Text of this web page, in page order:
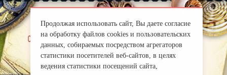
chi siamo |
Правила
mirprognoz@mail.ru
Продолжая использовать сайт, Вы даете согласие
на обработку файлов cookies и пользовательских
данных, собираемых посредством агрегаторов
статистики посетителей веб-сайтов, в целях
ведения статистики посещений сайта,